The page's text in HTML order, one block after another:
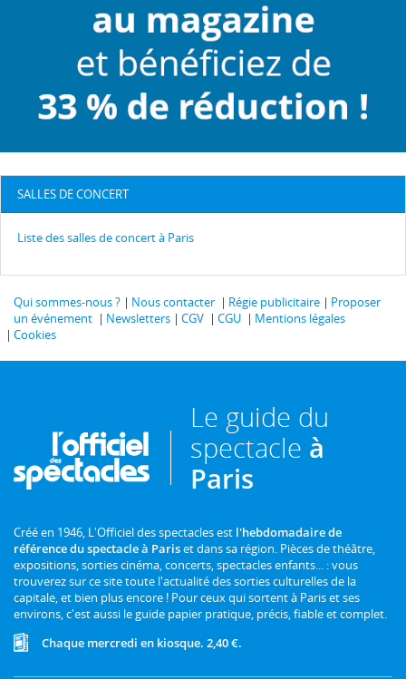
SALLES DE CONCERT
Liste des salles de concert à Paris
Qui sommes-nous ? Nous contacter Régie publicitaire
Proposer
un événement
Newsletters CGV CGU
Mentions légales
Cookies
Le guide du
spectacle à
Paris
Créé en 1946, L'Officiel des spectacles est l'hebdomadaire de
référence du spectacle à Pariset dans sa région. Pièces de théâtre,
expositions, sorties cinéma, concerts, spectacles enfants... : vous
trouverez sur ce site toute l'actualité des sorties culturelles de la
capitale, et bien plus encore ! Pour ceux qui sortent à Paris et ses
environs, c'est aussi le guide papier pratique, précis, fiable et complet.
Chaque mercredi en kiosque. 2,40 €.